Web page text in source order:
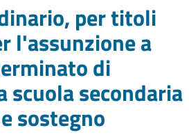
per titoli
l'assunzione a
di
scuola secondaria
sostegno